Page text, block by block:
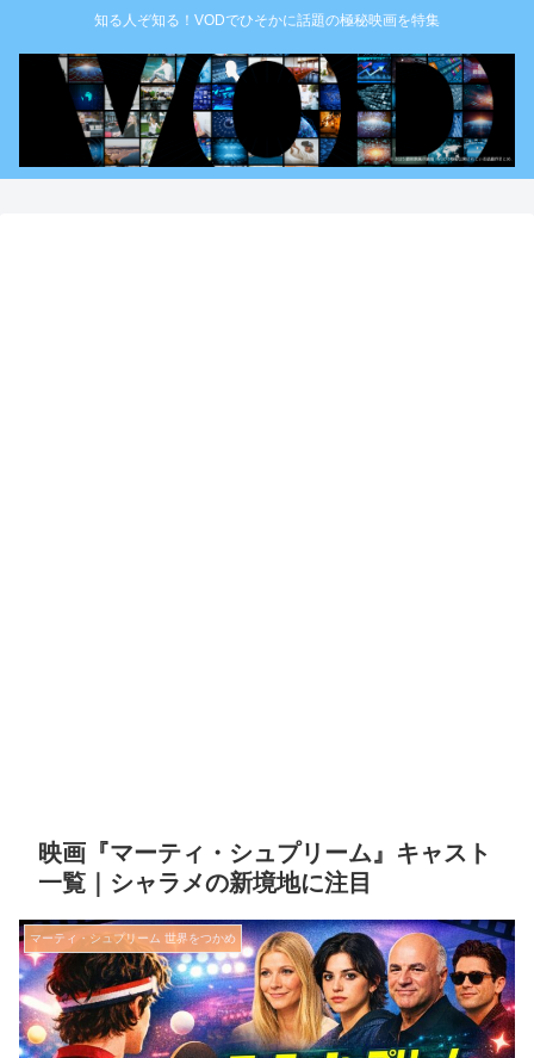
知る人ぞ知る！VODでひそかに話題の極秘映画を特集
映画『マーティ・シュプリーム』キャスト
一覧｜シャラメの新境地に注目
マーティ・シュプリーム 世界をつかめ